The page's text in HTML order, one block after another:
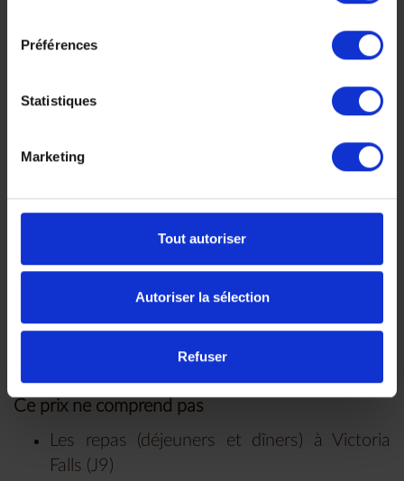
Préférences
Statistiques
Marketing
Tout autoriser
Autoriser la sélection
Refuser
Les safaris 4x4 de 6 personnes et à pied à
anglophones expérimentés
Les safaris en 4x4 de 6 personnes et à pied
dans le parc national de Chobe avec un
ranger guide anglophone expérimenté
Le déjeuner et le safari en bateau privé sur
Les droits d’entrée dans les parcs nationaux
de Hwange (Zimbabwe) et de Chobe
(Botswana)
Le service de blanchisserie à Camp Hwange
Les taxes d’hôtellerie et de services
Ce prix ne comprend pas
Les repas (déjeuners et dîners) à Victoria
Falls (J9)